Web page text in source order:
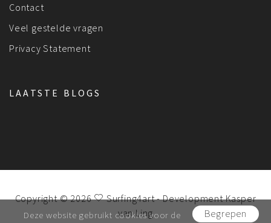
Contact
Veel gestelde vragen
Privacy Statement
LAATSTE BLOGS
Copyright © 2026 Surfing4art- DevelopmentKasper
van Ling
Begrepen
Deze website gebruikt cookies voor de